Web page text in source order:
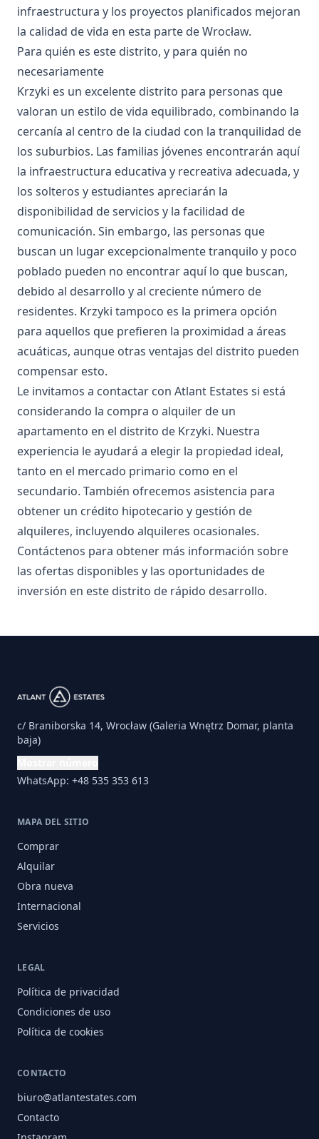
infraestructura y los proyectos planificados mejoran
la calidad de vida en esta parte de Wrocław.
Para quién es este distrito, y para quién no
necesariamente
Krzyki es un excelente distrito para personas que
valoran un estilo de vida equilibrado, combinando la
cercanía al centro de la ciudad con la tranquilidad de
los suburbios. Las familias jóvenes encontrarán aquí
la infraestructura educativa y recreativa adecuada, y
los solteros y estudiantes apreciarán la
disponibilidad de servicios y la facilidad de
comunicación. Sin embargo, las personas que
buscan un lugar excepcionalmente tranquilo y poco
poblado pueden no encontrar aquí lo que buscan,
debido al desarrollo y al creciente número de
residentes. Krzyki tampoco es la primera opción
para aquellos que prefieren la proximidad a áreas
acuáticas, aunque otras ventajas del distrito pueden
compensar esto.
Le invitamos a contactar con Atlant Estates si está
considerando la compra o alquiler de un
apartamento en el distrito de Krzyki. Nuestra
experiencia le ayudará a elegir la propiedad ideal,
tanto en el mercado primario como en el
secundario. También ofrecemos asistencia para
obtener un crédito hipotecario y gestión de
alquileres, incluyendo alquileres ocasionales.
Contáctenos para obtener más información sobre
las ofertas disponibles y las oportunidades de
inversión en este distrito de rápido desarrollo.
c/ Braniborska 14, Wrocław (Galeria Wnętrz Domar, planta
baja)
WhatsApp: +48 535 353 613
MAPA DEL SITIO
Comprar
Alquilar
Obra nueva
Internacional
Servicios
LEGAL
Política de privacidad
Condiciones de uso
Política de cookies
CONTACTO
biuro@atlantestates.com
Contacto